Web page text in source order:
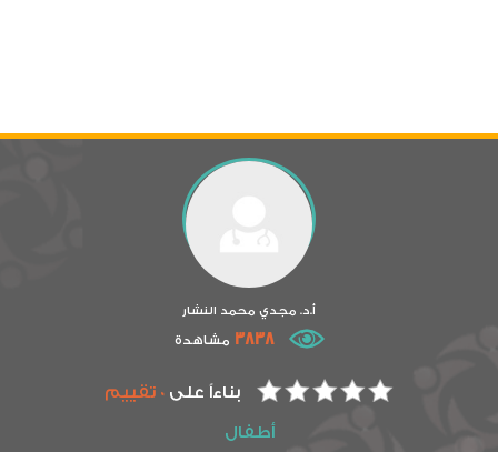
أ.د. مجدي محمد النشار
3838 مشاهدة
بناءاً على0 تقييم
أطفال